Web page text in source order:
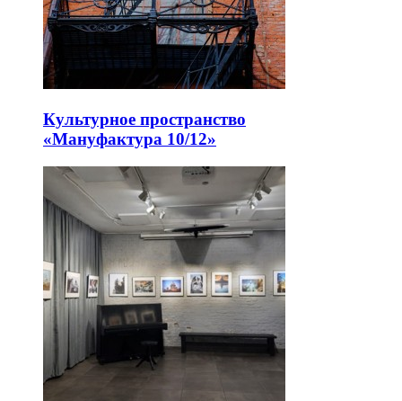
Культурное пространство
«Мануфактура 10/12»